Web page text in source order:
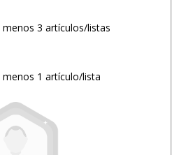
3 artículos/listas
menos 1 artículo/lista